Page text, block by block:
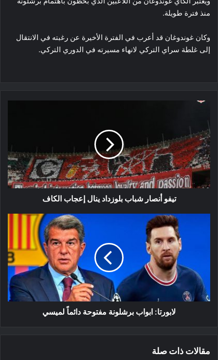
منذ فترة طويلة.
وكان غوندوغان قد أعرب في الفترة الأخيرة عن رغبته في الانتقال
إلى غلطة سراي التركي لانهاء مسيرته في الدوري التركي.
تيفو
شباب
بلوزداد
ينال
إعجاب
الكاف
تيفو أنصار شباب بلوزداد ينال إعجاب الكاف
لميسي
لابورتا: ابواب برشلونة مفتوحة دائماً لميسي
مقالات ذات صلة